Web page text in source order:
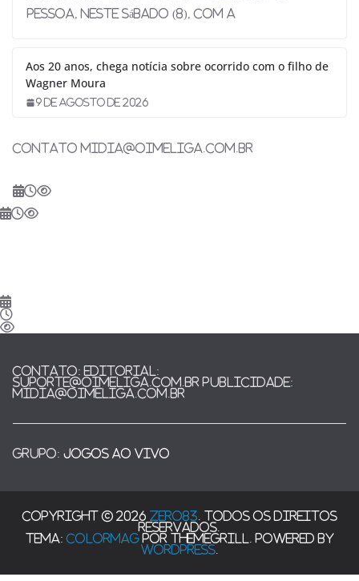
Pessoa, neste sábado (8), com a
Aos 20 anos, chega notícia sobre ocorrido com o filho de
Wagner Moura
9 de agosto de 2026
Contato midia@oimeliga.com.br
CONTATO: EDITORIAL:
suporte@oimeliga.com.br Publicidade:
midia@oimeliga.com.br
Grupo: JOGOS AO VIVO
Copyright © 2026 ZERO83 . Todos os direitos
reservados.
Tema:ColorMagpor ThemeGrill. Powered by
WordPress.